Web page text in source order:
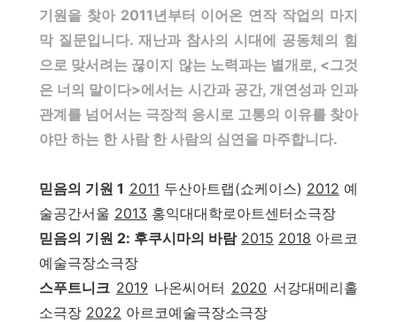
기원을 찾아 2011년부터 이어온 연작 작업의 마지
막 질문입니다. 재난과 참사의 시대에 공동체의 힘
으로 맞서려는 끊이지 않는 노력과는 별개로, <그것
은 너의 말이다>에서는 시간과 공간, 개연성과 인과
관계를 넘어서는 극장적 응시로 고통의 이유를 찾아
야만 하는 한 사람 한 사람의 심연을 마주합니다.
믿음의 기원 1 2011 두산아트랩(쇼케이스) 2012 예
술공간서울 2013 홍익대대학로아트센터소극장
믿음의 기원 2: 후쿠시마의 바람 2015 2018 아르코
예술극장소극장
스푸트니크 2019 나온씨어터 2020 서강대메리홀
소극장 2022 아르코예술극장소극장